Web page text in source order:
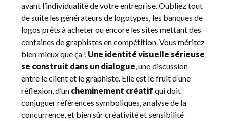
avant l’individualité de votre entreprise. Oubliez tout
de suite les générateurs de logotypes, les banques de
logos prêts à acheter ou encore les sites mettant des
centaines de graphistes en compétition. Vous méritez
bien mieux que ça ! Une identité visuelle sérieuse
se construit dans un dialogue, une discussion
entre le client et le graphiste. Elle est le fruit d’une
réflexion, d’un cheminement créatif qui doit
conjuguer références symboliques, analyse de la
concurrence, et bien sûr créativité et sensibilité